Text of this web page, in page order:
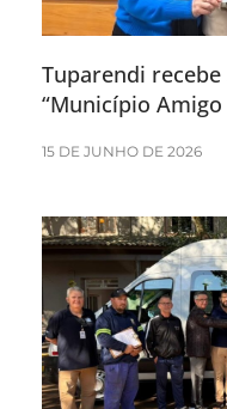
Tuparendi
“Município Amigo
15 DE JUNHO DE 2026